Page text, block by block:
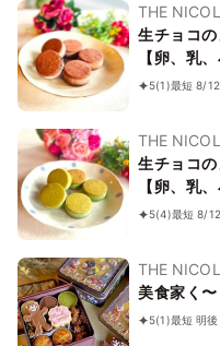
THE
生チョコ
【卵、乳
ンフリー
5(1)最短 8/12
THE
生チョコ
【卵、乳
ンフリー
ギー配慮》
5(4)最短 8/12
THE
美食家く
5(1)最短 明後